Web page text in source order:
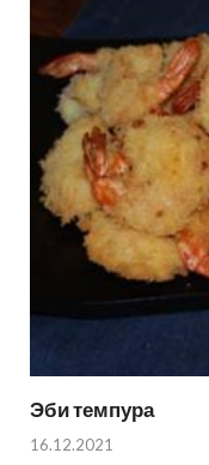
Эби темпура
16.12.2021